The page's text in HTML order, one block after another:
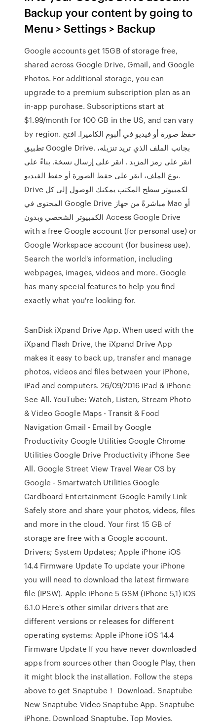
Backup your content by going to
Menu > Settings > Backup
Google accounts get 15GB of storage free,
shared across Google Drive, Gmail, and Google
Photos. For additional storage, you can
upgrade to a premium subscription plan as an
in-app purchase. Subscriptions start at
$1.99/month for 100 GB in the US, and can vary
by region. حفظ صورة أو فيديو في ألبوم الكاميرا. افتح
تطبيق Google Drive. بجانب الملف الذي تريد تنزيله،
انقر على رمز المزيد . انقر على إرسال نسخة. بناءً على
نوع الملف، انقر على حفظ الصورة أو حفظ الفيديو.
Drive لكمبيوتر سطح المكتب يمكنك الوصول إلى كل
المحتوى في Google Drive مباشرةً من جهاز Mac أو
الكمبيوتر الشخصي وبدون Access Google Drive
with a free Google account (for personal use) or
Google Workspace account (for business use).
Search the world's information, including
webpages, images, videos and more. Google
has many special features to help you find
exactly what you're looking for.
SanDisk iXpand Drive App. When used with the
iXpand Flash Drive, the iXpand Drive App
makes it easy to back up, transfer and manage
photos, videos and files between your iPhone,
iPad and computers. 26/09/2016 iPad & iPhone
See All. YouTube: Watch, Listen, Stream Photo
& Video Google Maps - Transit & Food
Navigation Gmail - Email by Google
Productivity Google Utilities Google Chrome
Utilities Google Drive Productivity iPhone See
All. Google Street View Travel Wear OS by
Google - Smartwatch Utilities Google
Cardboard Entertainment Google Family Link
Safely store and share your photos, videos, files
and more in the cloud. Your first 15 GB of
storage are free with a Google account.
Drivers; System Updates; Apple iPhone iOS
14.4 Firmware Update To update your iPhone
you will need to download the latest firmware
file (IPSW). Apple iPhone 5 GSM (iPhone 5,1) iOS
6.1.0 Here's other similar drivers that are
different versions or releases for different
operating systems: Apple iPhone iOS 14.4
Firmware Update If you have never downloaded
apps from sources other than Google Play, then
it might block the installation. Follow the steps
above to get Snaptube！ Download. Snaptube
New Snaptube Video Snaptube App. Snaptube
iPhone. Download Snaptube. Top Movies.